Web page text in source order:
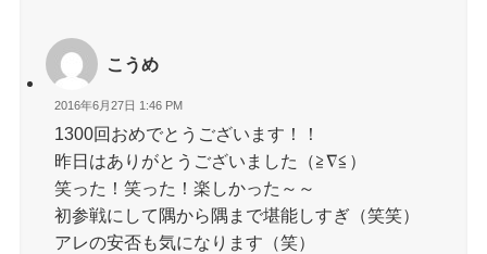
こうめ
2016年6月27日 1:46 PM
1300回おめでとうございます！！
昨日はありがとうございました（≧∇≦）
笑った！笑った！楽しかった～～
初参戦にして隅から隅まで堪能しすぎ（笑笑）
アレの安否も気になります（笑）